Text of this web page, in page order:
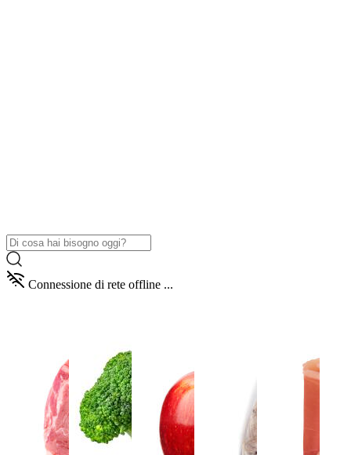
Connessione di rete offline ...